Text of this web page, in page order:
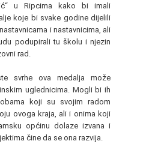
u Ripcima kako bi imali
koje bi svake godine dijelili
i nastavnicima, ali
podupirali tu školu i njezin
rad.
svrhe ova medalja može
uglednicima. Mogli bi ih
koji su svojim radom
ovoga kraja, ali i onima koji
općinu dolaze izvana i
čine da se ona razvija.